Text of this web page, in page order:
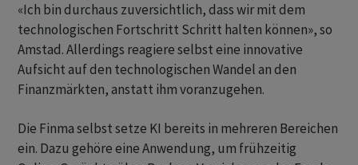
«Ich bin durchaus zuversichtlich, dass wir mit dem
technologischen Fortschritt Schritt halten können», so
Amstad. Allerdings reagiere selbst ​eine innovative
Aufsicht auf den technologischen Wandel an den
Finanzmärkten, anstatt ihm ​voranzugehen.
Die Finma selbst setze KI bereits in mehreren ​Bereichen
ein. Dazu gehöre eine Anwendung, um frühzeitig